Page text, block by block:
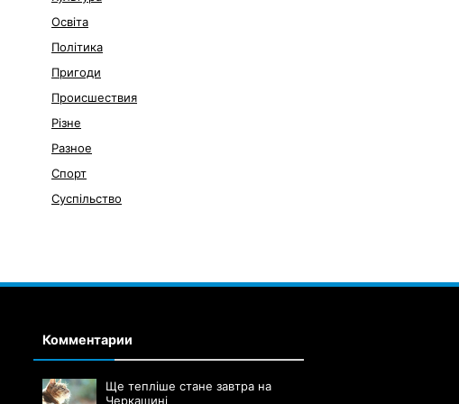
Освіта
Політика
Пригоди
Происшествия
Різне
Разное
Спорт
Суспільство
Комментарии
Ще тепліше стане завтра на
Черкащині